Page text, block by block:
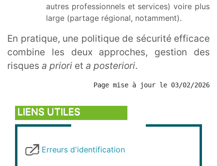
autres professionnels et services) voire plus
large (partage régional, notamment).
En pratique, une politique de sécurité efficace
combine les deux approches, gestion des
risques a priori et a posteriori.
Page mise à jour le 03/02/2026
LIENS UTILES
Lien
Erreurs d'identification